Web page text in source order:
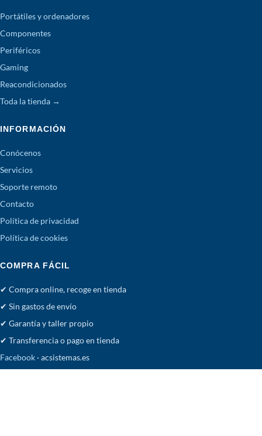
Portátiles y ordenadores
Componentes
Periféricos
Gaming
Reacondicionados
Toda la tienda →
INFORMACIÓN
Conócenos
Servicios
Soporte remoto
Contacto
Política de privacidad
Política de cookies
COMPRA FÁCIL
✔ Compra online, recoge en tienda
✔ Sin gastos de envío
✔ Garantía y taller propio
✔ Transferencia o pago en tienda
Facebook · acsistemas.es